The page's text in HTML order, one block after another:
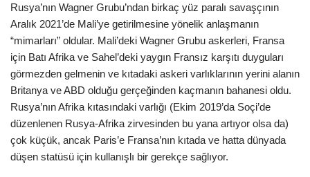
Rusya’nın Wagner Grubu’ndan birkaç yüz paralı savaşçının
Aralık 2021’de Mali’ye getirilmesine yönelik anlaşmanın
“mimarları” oldular. Mali’deki Wagner Grubu askerleri, Fransa
için Batı Afrika ve Sahel’deki yaygın Fransız karşıtı duyguları
görmezden gelmenin ve kıtadaki askeri varlıklarının yerini alanın
Britanya ve ABD olduğu gerçeğinden kaçmanın bahanesi oldu.
Rusya’nın Afrika kıtasındaki varlığı (Ekim 2019’da Soçi’de
düzenlenen Rusya-Afrika zirvesinden bu yana artıyor olsa da)
çok küçük, ancak Paris’e Fransa’nın kıtada ve hatta dünyada
düşen statüsü için kullanışlı bir gerekçe sağlıyor.